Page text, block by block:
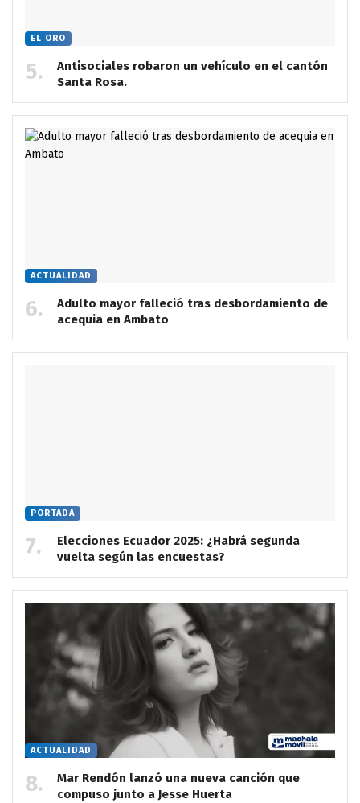
EL ORO
Antisociales robaron un vehículo en el cantón
Santa Rosa.
ACTUALIDAD
Adulto mayor falleció tras desbordamiento de
acequia en Ambato
PORTADA
Elecciones Ecuador 2025: ¿Habrá segunda
vuelta según las encuestas?
ACTUALIDAD
Mar Rendón lanzó una nueva canción que
compuso junto a Jesse Huerta